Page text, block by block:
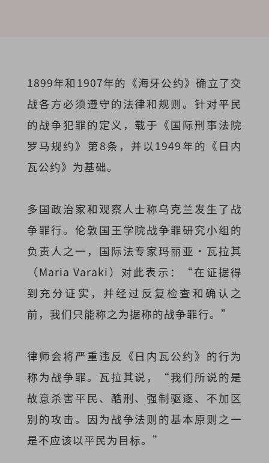
1899年和1907年的《海牙公约》确立了交
战各方必须遵守的法律和规则。针对平民
的战争犯罪的定义，载于《国际刑事法院
罗马规约》第8条，并以1949年的《日内
瓦公约》为基础。
多国政治家和观察人士称乌克兰发生了战
争罪行。伦敦国王学院战争罪研究小组的
负责人之一，国际法专家玛丽亚·瓦拉其
（Maria Varaki）对此表示：“在证据得
到充分证实，并经过反复检查和确认之
前，我们只能称之为据称的战争罪行。”
律师会将严重违反《日内瓦公约》的行为
称为战争罪。瓦拉其说，“我们所说的是
故意杀害平民、酷刑、强制驱逐、不加区
别的攻击。因为战争法则的基本原则之一
是不应该以平民为目标。”